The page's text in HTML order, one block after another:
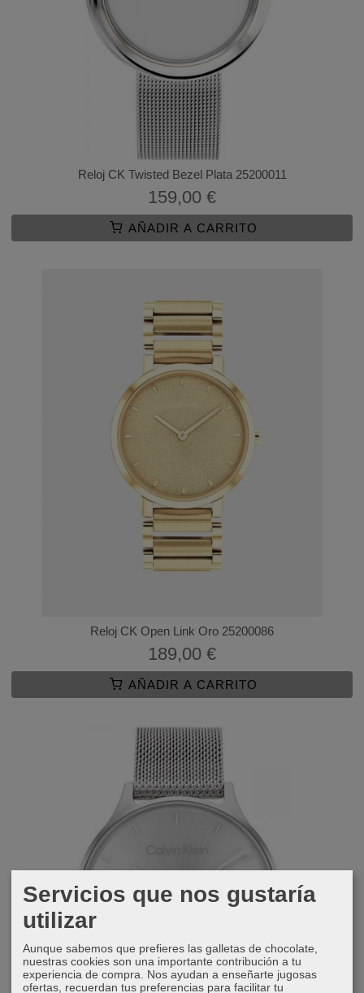
Reloj CK Twisted Bezel Plata 25200011
159,00 €
AÑADIR A CARRITO
Reloj CK Open Link Oro 25200086
189,00 €
AÑADIR A CARRITO
Servicios que nos gustaría
utilizar
Aunque sabemos que prefieres las galletas de chocolate,
nuestras cookies son una importante contribución a tu
experiencia de compra. Nos ayudan a enseñarte jugosas
ofertas, recuerdan tus preferencias para facilitar tu